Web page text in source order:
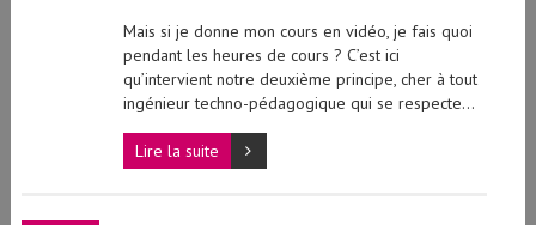
Mais si je donne mon cours en vidéo, je fais quoi
pendant les heures de cours ? C’est ici
qu’intervient notre deuxième principe, cher à tout
ingénieur techno-pédagogique qui se respecte…
Lire la suite